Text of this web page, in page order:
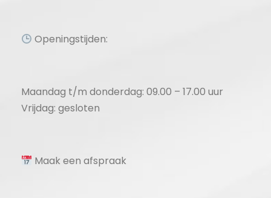
Openingstijden:
Maandag t/m donderdag: 09.00 – 17.00 uur
Vrijdag: gesloten
Maak een afspraak